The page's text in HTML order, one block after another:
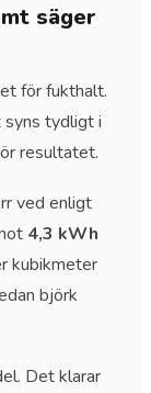
säger
för fukthalt.
syns tydligt i
resultatet.
ved enligt
4,3 kWh
kubikmeter
björk
Det klarar